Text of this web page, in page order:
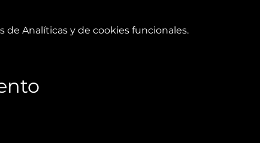
de Analíticas y de cookies funcionales.